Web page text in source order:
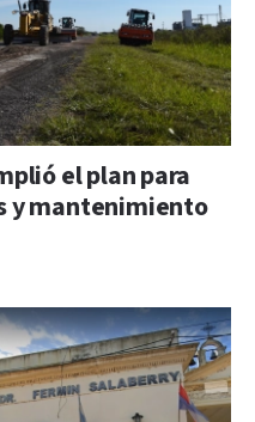
el plan para
y mantenimiento